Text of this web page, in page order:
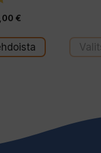
€Hintaluokka:
32,00 €
-